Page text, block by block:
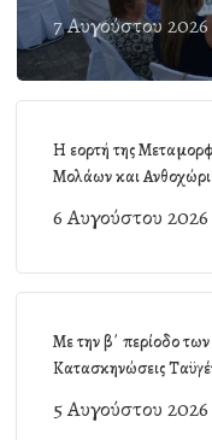
7 Αυγούστου 2026
Η εορτή της
Μολάων και Ανθοχώρι
6 Αυγούστου 2026
Με την β΄ περίοδο
Κατασκηνώσεις
5 Αυγούστου 2026